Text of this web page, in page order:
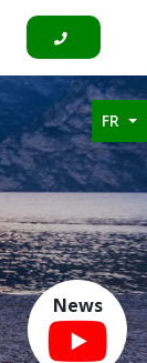
News
FR